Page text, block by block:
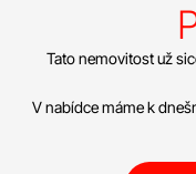
Tato nemovitost už
V nabídce máme k